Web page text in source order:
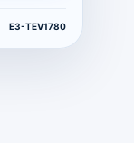
E3-TEV1780